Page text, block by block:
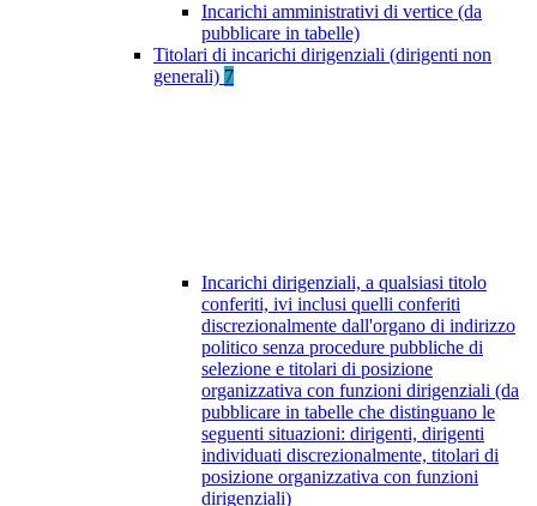
Incarichi amministrativi di vertice (da
pubblicare in tabelle)
Titolari di incarichi dirigenziali (dirigenti non
generali) 7
Incarichi dirigenziali, a qualsiasi titolo
conferiti, ivi inclusi quelli conferiti
discrezionalmente dall'organo di indirizzo
politico senza procedure pubbliche di
selezione e titolari di posizione
organizzativa con funzioni dirigenziali (da
pubblicare in tabelle che distinguano le
seguenti situazioni: dirigenti, dirigenti
individuati discrezionalmente, titolari di
posizione organizzativa con funzioni
dirigenziali)